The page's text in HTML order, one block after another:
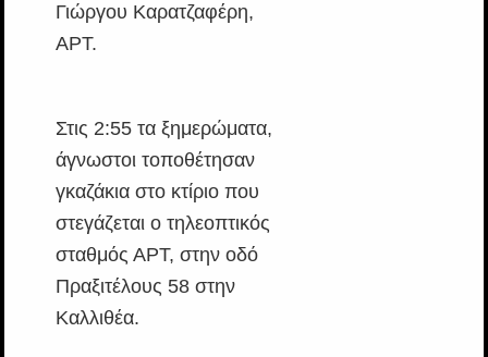
Γιώργου Καρατζαφέρη,
AΡT.
Στις 2:55 τα ξημερώματα,
άγνωστοι τοποθέτησαν
γκαζάκια στο κτίριο που
στεγάζεται ο τηλεοπτικός
σταθμός ΑΡT, στην οδό
Πραξιτέλους 58 στην
Καλλιθέα.